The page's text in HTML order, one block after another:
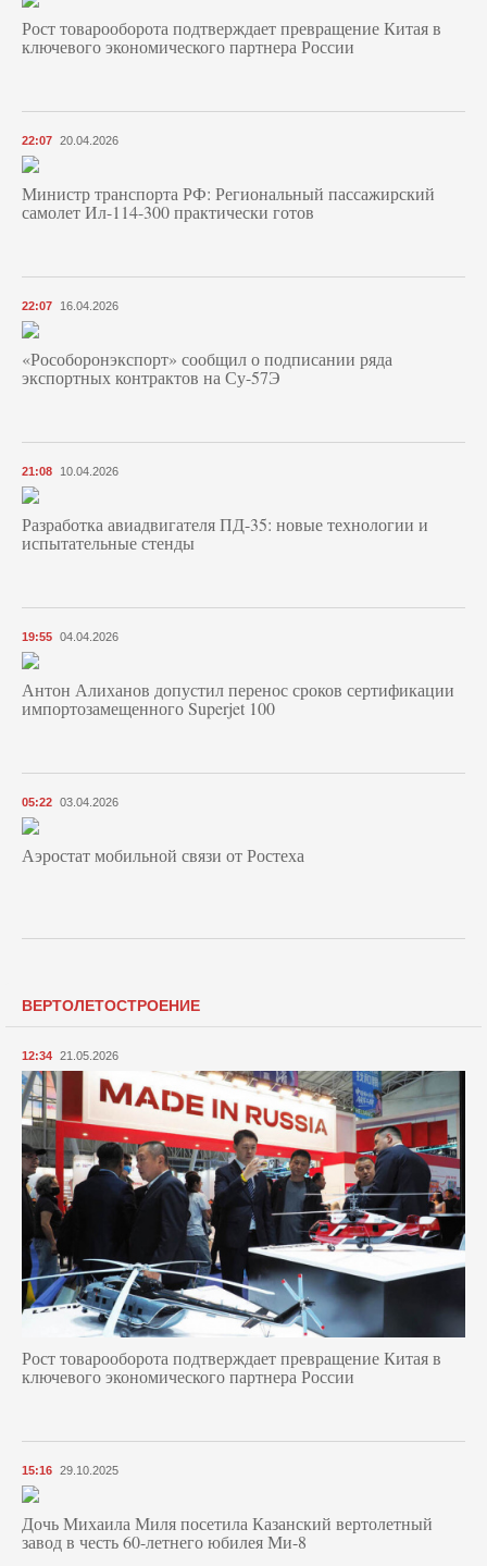
Рост товарооборота подтверждает превращение Китая в
ключевого экономического партнера России
22:07 20.04.2026
Министр транспорта РФ: Региональный пассажирский
самолет Ил-114-300 практически готов
22:07 16.04.2026
«Рособоронэкспорт» сообщил о подписании ряда
экспортных контрактов на Су-57Э
21:08 10.04.2026
Разработка авиадвигателя ПД-35: новые технологии и
испытательные стенды
19:55 04.04.2026
Антон Алиханов допустил перенос сроков сертификации
импортозамещенного Superjet 100
05:22 03.04.2026
Аэростат мобильной связи от Ростеха
ВЕРТОЛЕТОСТРОЕНИЕ
12:34 21.05.2026
Рост товарооборота подтверждает превращение Китая в
ключевого экономического партнера России
15:16 29.10.2025
Дочь Михаила Миля посетила Казанский вертолетный
завод в честь 60-летнего юбилея Ми-8